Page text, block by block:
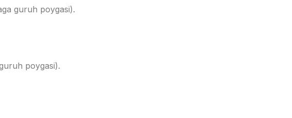
guruh poygasi).
poygasi).